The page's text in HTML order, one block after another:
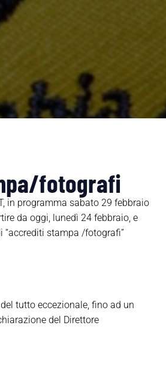
fotografi
in programma sabato 29 febbraio
da oggi, lunedì 24 febbraio, e
“accrediti stampa /fotografi”
tutto eccezionale, fino ad un
del Direttore